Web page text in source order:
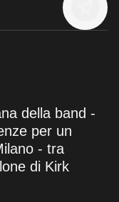
della band -
per un
- tra
di Kirk